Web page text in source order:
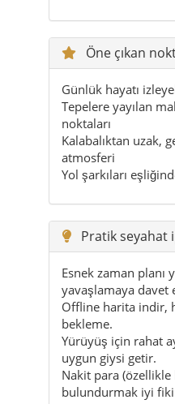
Öne çıkan
Günlük hayatı
Tepelere yayılan
noktaları
Kalabalıktan uzak,
atmosferi
Yol şarkıları
Pratik seyahat
Esnek zaman planı
yavaşlamaya davet
Offline harita indir,
bekleme.
Yürüyüş için rahat
uygun giysi getir.
Nakit para
bulundurmak iyi